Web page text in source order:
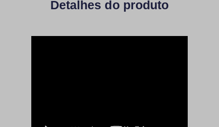
Detalhes do produto